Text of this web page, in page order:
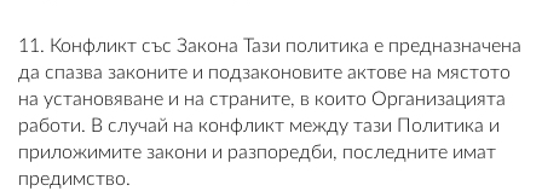
11. Конфликт със Закона Тази политика е предназначена
да спазва законите и подзаконовите актове на мястото
на установяване и на страните, в които Организацията
работи. В случай на конфликт между тази Политика и
приложимите закони и разпоредби, последните имат
предимство.